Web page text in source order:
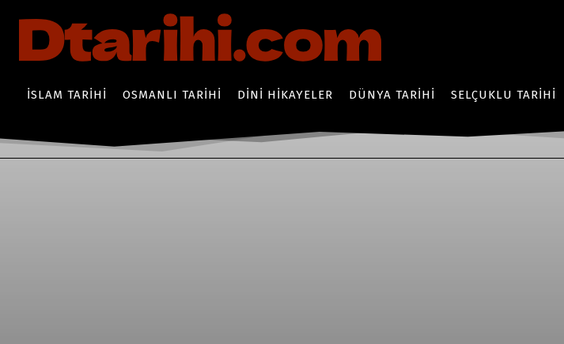
İSLAM TARIHI OSMANLI TARIHI DINI HIKAYELER DÜNYA TARIHI SELÇUKLU TARIHI